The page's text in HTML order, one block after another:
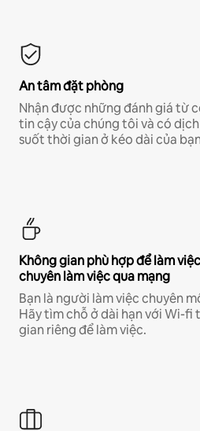
An tâm đặt phòng
Nhận được những đánh giá từ
tin cậy của chúng tôi và có
suốt thời gian ở kéo dài của
Không gian phù hợp để làm
chuyên làm việc qua mạng
Bạn là người làm việc chuyên
Hãy tìm chỗ ở dài hạn với Wi-fi
gian riêng để làm việc.